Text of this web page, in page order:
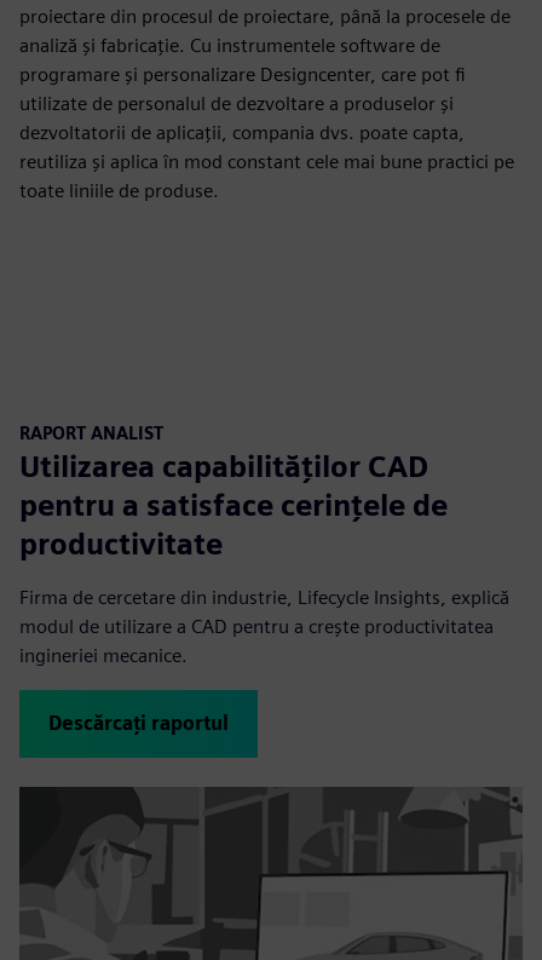
proiectare din procesul de proiectare, până la procesele de
analiză și fabricație. Cu instrumentele software de
programare și personalizare Designcenter, care pot fi
utilizate de personalul de dezvoltare a produselor și
dezvoltatorii de aplicații, compania dvs. poate capta,
reutiliza și aplica în mod constant cele mai bune practici pe
toate liniile de produse.
RAPORT ANALIST
Utilizarea capabilităților CAD
pentru a satisface cerințele de
productivitate
Firma de cercetare din industrie, Lifecycle Insights, explică
modul de utilizare a CAD pentru a crește productivitatea
ingineriei mecanice.
Descărcați raportul